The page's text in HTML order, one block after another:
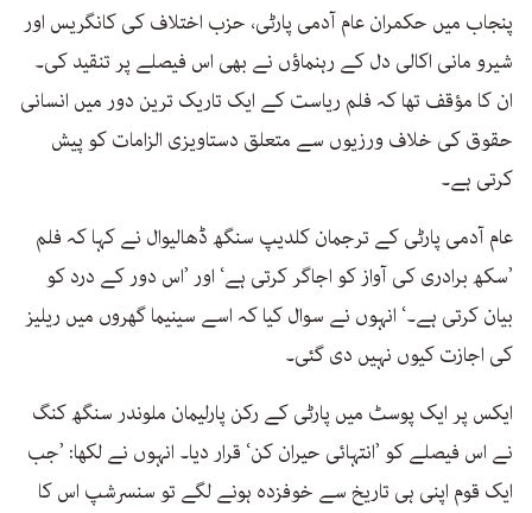
پنجاب میں حکمران عام آدمی پارٹی، حزب اختلاف کی کانگریس اور
شیرو مانی اکالی دل کے رہنماؤں نے بھی اس فیصلے پر تنقید کی۔
ان کا مؤقف تھا کہ فلم ریاست کے ایک تاریک ترین دور میں انسانی
حقوق کی خلاف ورزیوں سے متعلق دستاویزی الزامات کو پیش
کرتی ہے۔
عام آدمی پارٹی کے ترجمان کلدیپ سنگھ ڈھالیوال نے کہا کہ فلم
’سکھ برادری کی آواز کو اجاگر کرتی ہے‘ اور ’اس دور کے درد کو
بیان کرتی ہے۔‘ انہوں نے سوال کیا کہ اسے سینیما گھروں میں ریلیز
کی اجازت کیوں نہیں دی گئی۔
ایکس پر ایک پوسٹ میں پارٹی کے رکن پارلیمان ملوندر سنگھ کنگ
نے اس فیصلے کو ’انتہائی حیران کن‘ قرار دیا۔ انہوں نے لکھا: ’جب
ایک قوم اپنی ہی تاریخ سے خوفزدہ ہونے لگے تو سنسرشپ اس کا